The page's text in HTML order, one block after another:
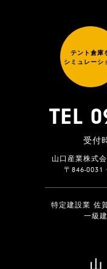
テント倉庫
シミュレーシ
TEL
受付
山口産業株式
〒846-0031
特定建設業 佐
一級